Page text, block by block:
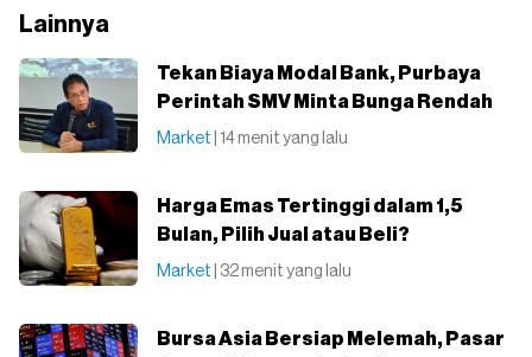
Lainnya
Tekan Biaya Modal Bank, Purbaya
Perintah SMV Minta Bunga Rendah
Market | 14 menit yang lalu
Harga Emas Tertinggi dalam 1,5
Bulan, Pilih Jual atau Beli?
Market | 32 menit yang lalu
Bursa Asia Bersiap Melemah, Pasar